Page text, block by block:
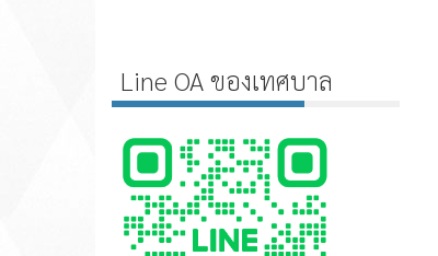
Line OA ของเทศบาล